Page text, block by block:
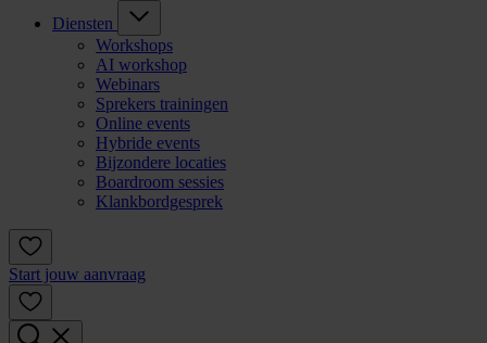
Diensten
Workshops
AI workshop
Webinars
Sprekers trainingen
Online events
Hybride events
Bijzondere locaties
Boardroom sessies
Klankbordgesprek
Start jouw aanvraag